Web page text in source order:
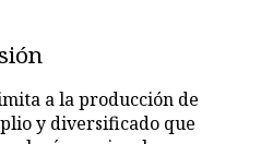
a la producción de
y diversificado que